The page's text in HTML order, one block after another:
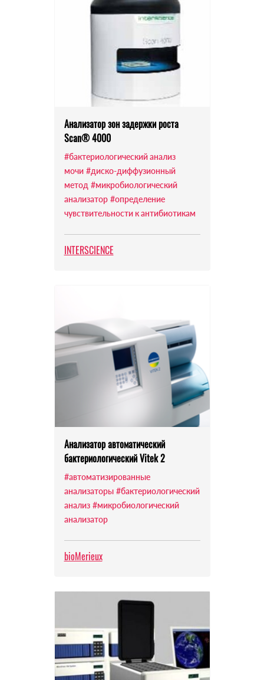
Анализатор зон задержки роста
Scan® 4000
#бактериологический анализ
мочи #диско-диффузионный
метод #микробиологический
анализатор #определение
чувствительности к антибиотикам
INTERSCIENCE
Анализатор автоматический
бактериологический Vitek 2
#автоматизированные
анализаторы #бактериологический
анализ #микробиологический
анализатор
bioMerieux